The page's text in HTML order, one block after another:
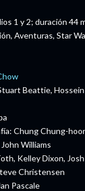
1 y 2; duración 44
Aventuras, Star
Beattie,
Chung Chung-
Williams
Kelley Dixon, Josh
Christensen
Pascale